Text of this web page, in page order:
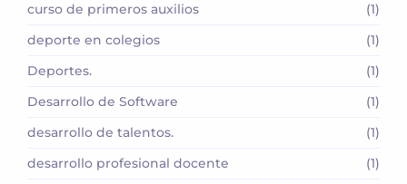
curso de primeros auxilios
(1)
deporte en colegios
(1)
Deportes.
(1)
Desarrollo de Software
(1)
desarrollo de talentos.
(1)
desarrollo profesional docente
(1)